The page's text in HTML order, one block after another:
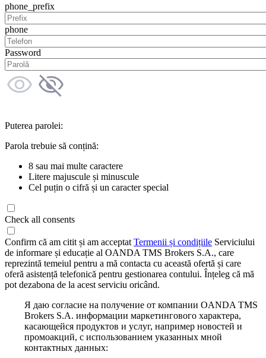
phone_prefix
phone
Password
Puterea parolei:
Parola trebuie să conțină:
8 sau mai multe caractere
Litere majuscule și minuscule
Cel puțin o cifră și un caracter special
Check all consents
Confirm că am citit și am acceptat Termenii și condițiile Serviciului
de informare și educație al OANDA TMS Brokers S.A., care
reprezintă temeiul pentru a mă contacta cu această ofertă și care
oferă asistență telefonică pentru gestionarea contului. Înțeleg că mă
pot dezabona de la acest serviciu oricând.
Я даю согласие на получение от компании OANDA TMS
Brokers S.A. информации маркетингового характера,
касающейся продуктов и услуг, например новостей и
промоакций, с использованием указанных мной
контактных данных: